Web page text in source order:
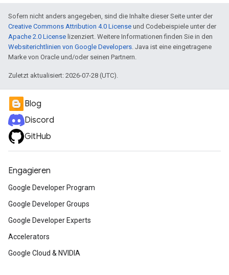
Sofern nicht anders angegeben, sind die Inhalte dieser Seite unter der
Creative Commons Attribution 4.0 License und Codebeispiele unter der
Apache 2.0 License lizenziert. Weitere Informationen finden Sie in den
Websiterichtlinien von Google Developers. Java ist eine eingetragene
Marke von Oracle und/oder seinen Partnern.
Zuletzt aktualisiert: 2026-07-28 (UTC).
Blog
Discord
GitHub
Engagieren
Google Developer Program
Google Developer Groups
Google Developer Experts
Accelerators
Google Cloud & NVIDIA